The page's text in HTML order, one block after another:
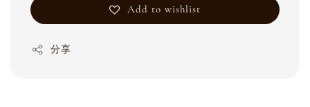
Add to wishlist
分享